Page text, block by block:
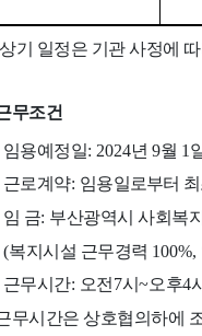
상기 일정은 기관 사정에
무조건
임용예정일: 2024년 9월 1
근로계약: 임용일 로부터
임 금: 부산광역시 사회복
복지시설 근무경력 100%,
근무시간: 오전 7시 ~오후4시
무시간은 상호협의하에